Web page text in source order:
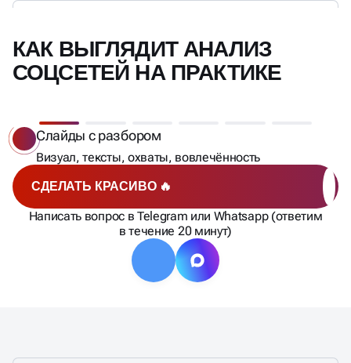
КАК ВЫГЛЯДИТ АНАЛИЗ
СОЦСЕТЕЙ НА ПРАКТИКЕ
СДЕЛАТЬ КРАСИВО 🔥
Написать вопрос в Telegram или Whatsapp (ответим
в течение 20 минут)
Слайды с разбором
Визуал, тексты, охваты, вовлечённость